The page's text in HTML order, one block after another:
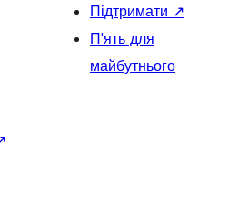
Підтримати ↗
П'ять для
майбутнього